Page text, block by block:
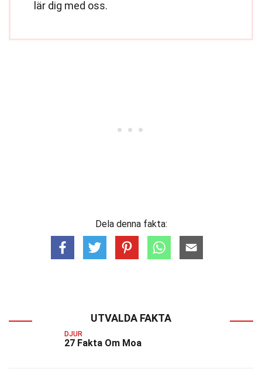
lär dig med oss.
Dela denna fakta:
UTVALDA FAKTA
DJUR
27 Fakta Om Moa